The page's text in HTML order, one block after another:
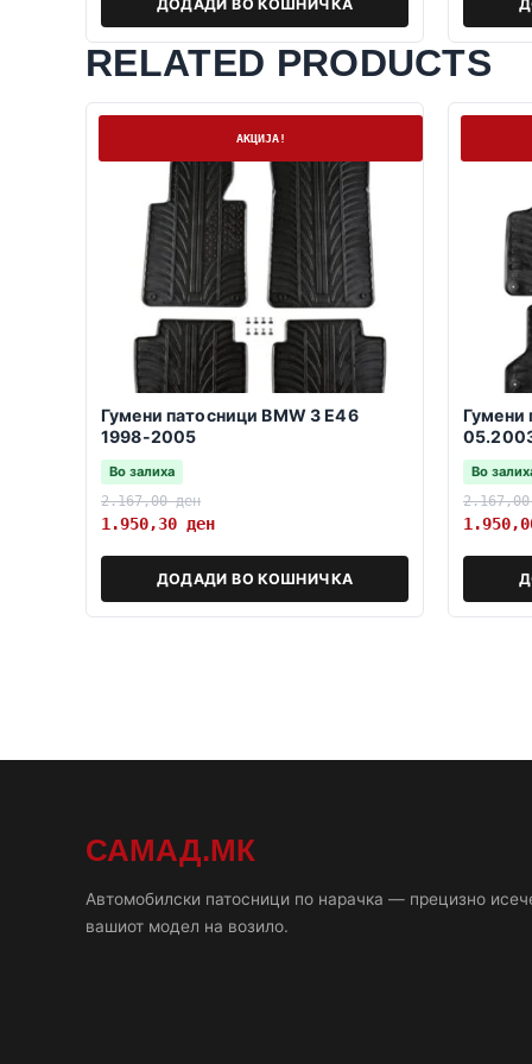
ДОДАДИ ВО КОШНИЧКА
RELATED PRODUCTS
АКЦИЈА!
Гумени патосници BMW 3 E46
1998-2005
Во залиха
2.167,00ден
1.950,30 ден
ДОДАДИ ВО КОШНИЧКА
Гумени
Во
САМАД.МК
Автомобилски патосници по нарачка — прецизно
вашиот модел на возило.